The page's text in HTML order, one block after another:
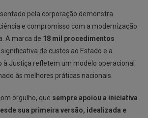
pela corporação demonstra
e compromisso com a modernização
A marca de 18 mil procedimentos
de custos ao Estado e a
à Justiça refletem um modelo operacional
às melhores práticas nacionais.
orgulho, que sempre apoiou a iniciativa
sua primeira versão, idealizada e